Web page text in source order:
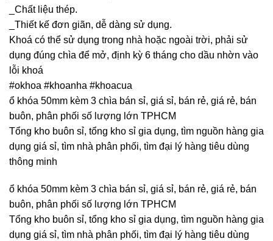
_Chất liệu thép.
_Thiết kế đơn giãn, dễ dàng sử dụng.
Khoá có thể sử dụng trong nhà hoặc ngoài trời, phải sử
dụng đúng chìa để mở, định kỳ 6 tháng cho dầu nhờn vào
lỗi khoá
#okhoa #khoanha #khoacua
ổ khóa 50mm kèm 3 chìa bán sỉ, giá sỉ, bán rẻ, giá rẻ, bán
buôn, phân phối số lượng lớn TPHCM
Tổng kho buôn sỉ, tổng kho sỉ gia dụng, tìm nguồn hàng gia
dụng giá sỉ, tìm nhà phân phối, tìm đại lý hàng tiêu dùng
thông minh
ổ khóa 50mm kèm 3 chìa bán sỉ, giá sỉ, bán rẻ, giá rẻ, bán
buôn, phân phối số lượng lớn TPHCM
Tổng kho buôn sỉ, tổng kho sỉ gia dụng, tìm nguồn hàng gia
dụng giá sỉ, tìm nhà phân phối, tìm đại lý hàng tiêu dùng